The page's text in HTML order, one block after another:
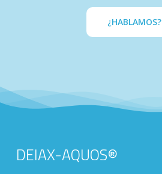
¿HABLAMOS?
DEIAX-AQUOS®